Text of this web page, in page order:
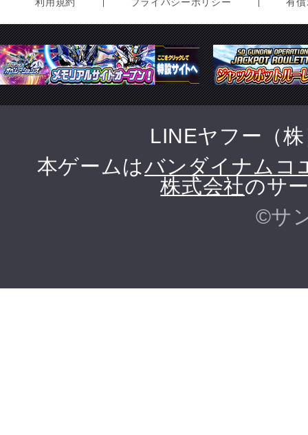
LINEヤフー（
本ゲームはバンダイナムコ
株式会社のサ
©サ